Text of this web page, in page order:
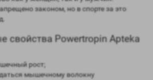
законом, но в спорте за это
свойства Powertropin Apteka
рост;
мышечному волокну